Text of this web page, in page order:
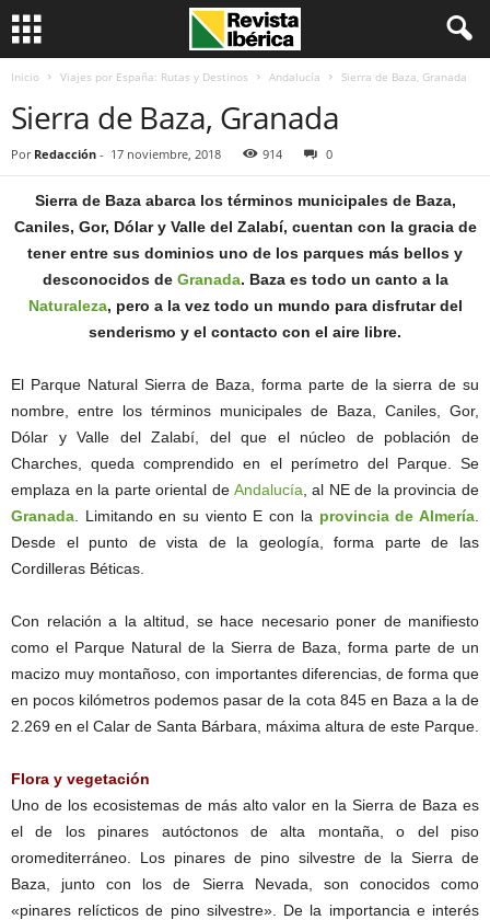
Inicio Viajes por España: Rutas y Destinos Andalucía Sierra de Baza, Granada
Sierra de Baza, Granada
Por Redacción - 17 noviembre, 2018 914 0
Sierra de Baza abarca los términos municipales de Baza,
Caniles, Gor, Dólar y Valle del Zalabí, cuentan con la gracia de
tener entre sus dominios uno de los parques más bellos y
desconocidos de Granada. Baza es todo un canto a la
Naturaleza, pero a la vez todo un mundo para disfrutar del
senderismo y el contacto con el aire libre.
El Parque Natural Sierra de Baza, forma parte de la sierra de su
nombre, entre los términos municipales de Baza, Caniles, Gor,
Dólar y Valle del Zalabí, del que el núcleo de población de
Charches, queda comprendido en el perímetro del Parque. Se
emplaza en la parte oriental de Andalucía , al NE de la provincia de
Granada . Limitando en su viento E con la provincia de Almería
Desde el punto de vista de la geología, forma parte de las
Cordilleras Béticas.
Con relación a la altitud, se hace necesario poner de manifiesto
como el Parque Natural de la Sierra de Baza, forma parte de un
macizo muy montañoso, con importantes diferencias, de forma que
en pocos kilómetros podemos pasar de la cota 845 en Baza a la de
2.269 en el Calar de Santa Bárbara, máxima altura de este Parque.
Flora y vegetación
Uno de los ecosistemas de más alto valor en la Sierra de Baza es
el de los pinares autóctonos de alta montaña, o del piso
oromediterráneo. Los pinares de pino silvestre de la Sierra de
Baza, junto con los de Sierra Nevada, son conocidos como
«pinares relícticos de pino silvestre». De la importancia e interés